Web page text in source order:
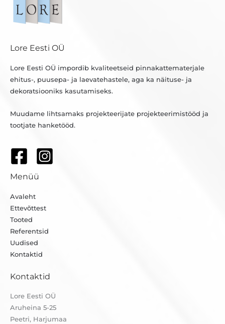
Lore Eesti OÜ
Lore Eesti OÜ impordib kvaliteetseid pinnakattematerjale
ehitus-, puusepa- ja laevatehastele, aga ka näituse- ja
dekoratsiooniks kasutamiseks.
Muudame lihtsamaks projekteerijate projekteerimistööd ja
tootjate hanketööd.
Menüü
Avaleht
Ettevõttest
Tooted
Referentsid
Uudised
Kontaktid
Kontaktid
Lore Eesti OÜ
Aruheina 5-25
Peetri, Harjumaa